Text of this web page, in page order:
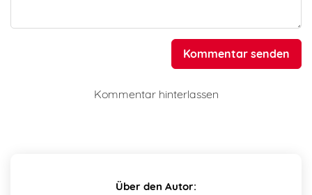
Kommentar senden
Kommentar hinterlassen
Über den Autor: